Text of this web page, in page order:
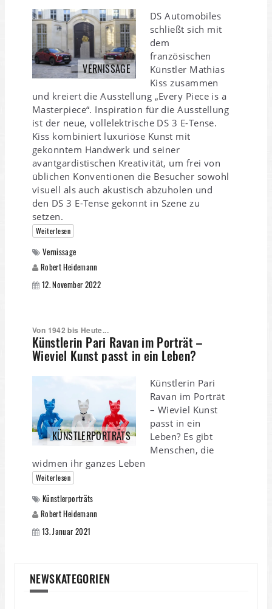
VERNISSAGE
DS Automobiles
schließt sich mit
dem
französischen
Künstler Mathias
Kiss zusammen
und kreiert die Ausstellung „Every Piece is a
Masterpiece“. Inspiration für die Ausstellung
ist der neue, vollelektrische DS 3 E-Tense.
Kiss kombiniert luxuriöse Kunst mit
gekonntem Handwerk und seiner
avantgardistischen Kreativität, um frei von
üblichen Konventionen die Besucher sowohl
visuell als auch akustisch abzuholen und
den DS 3 E-Tense gekonnt in Szene zu
setzen.
Weiterlesen
Vernissage
Robert Heidemann
12. November 2022
Von 1942 bis Heute...
Künstlerin Pari Ravan im Porträt –
Wieviel Kunst passt in ein Leben?
KÜNSTLERPORTRÄTS
Künstlerin Pari
Ravan im Porträt
– Wieviel Kunst
passt in ein
Leben? Es gibt
Menschen, die
widmen ihr ganzes Leben
Weiterlesen
Künstlerporträts
Robert Heidemann
13. Januar 2021
NEWSKATEGORIEN